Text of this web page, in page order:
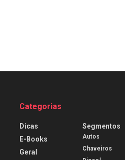
Categorias
Dicas
E-Books
Geral
Segmentos
Autos
Chaveiros